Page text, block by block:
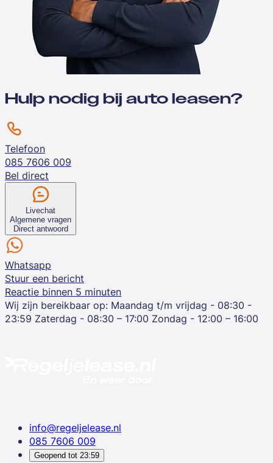
Hulp nodig bij auto leasen?
Telefoon
085 7606 009
Bel direct
Livechat
Algemene vragen
Direct antwoord
Whatsapp
Stuur een bericht
Reactie binnen 5 minuten
Wij zijn bereikbaar op: Maandag t/m vrijdag - 08:30 -
23:59 Zaterdag - 08:30 – 17:00 Zondag - 12:00 – 16:00
info@regeljelease.nl
085 7606 009
Geopend tot 23:59